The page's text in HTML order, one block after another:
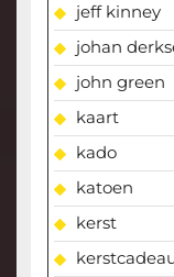
jeff kinney
johan
john green
kaart
kado
katoen
kerst